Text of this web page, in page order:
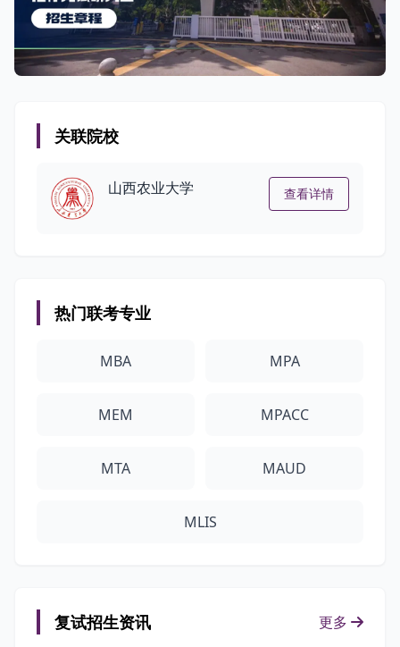
关联院校
山西农业大学 查看详情
热门联考专业
MBA MPA
MEM MPACC
MTA MAUD
MLIS
复试招生资讯 更多